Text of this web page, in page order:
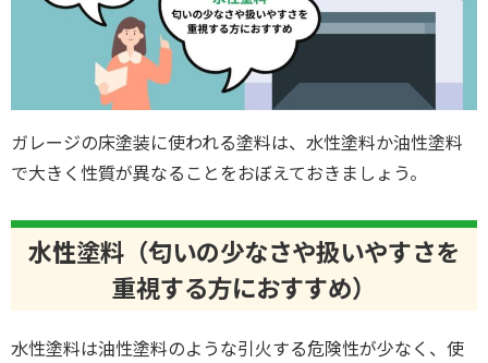
ガレージの床塗装に使われる塗料は、水性塗料か油性塗料
で大きく性質が異なることをおぼえておきましょう。
水性塗料（匂いの少なさや扱いやすさを
重視する方におすすめ）
水性塗料は油性塗料のような引火する危険性が少なく、使